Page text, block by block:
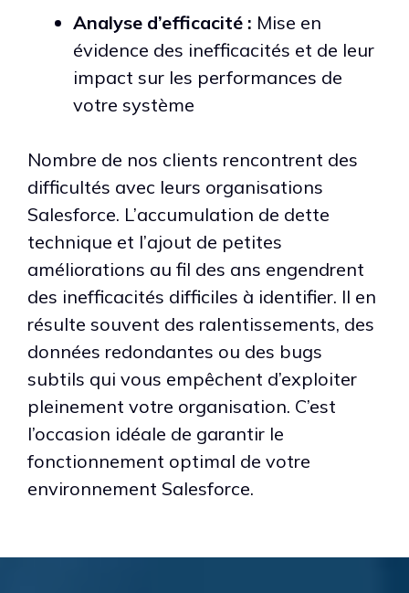
Analyse d’efficacité : Mise en
évidence des inefficacités et de leur
impact sur les performances de
votre système
Nombre de nos clients rencontrent des
difficultés avec leurs organisations
Salesforce. L’accumulation de dette
technique et l’ajout de petites
améliorations au fil des ans engendrent
des inefficacités difficiles à identifier. Il en
résulte souvent des ralentissements, des
données redondantes ou des bugs
subtils qui vous empêchent d’exploiter
pleinement votre organisation. C’est
l’occasion idéale de garantir le
fonctionnement optimal de votre
environnement Salesforce.